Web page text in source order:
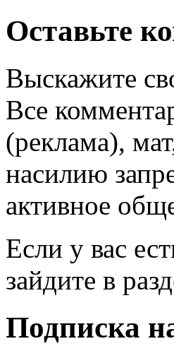
Оставьте
Выскажите
Все
(реклама),
насилию
активное
Если у вас
зайдите в
Подписка